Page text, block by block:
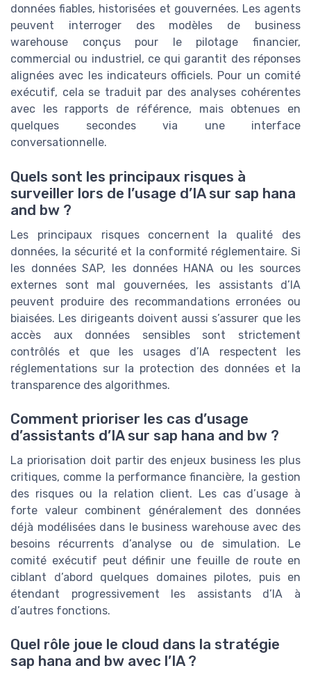
données fiables, historisées et gouvernées. Les agents
peuvent interroger des modèles de business
warehouse conçus pour le pilotage financier,
commercial ou industriel, ce qui garantit des réponses
alignées avec les indicateurs officiels. Pour un comité
exécutif, cela se traduit par des analyses cohérentes
avec les rapports de référence, mais obtenues en
quelques secondes via une interface
conversationnelle.
Quels sont les principaux risques à
surveiller lors de l’usage d’IA sur sap hana
and bw ?
Les principaux risques concernent la qualité des
données, la sécurité et la conformité réglementaire. Si
les données SAP, les données HANA ou les sources
externes sont mal gouvernées, les assistants d’IA
peuvent produire des recommandations erronées ou
biaisées. Les dirigeants doivent aussi s’assurer que les
accès aux données sensibles sont strictement
contrôlés et que les usages d’IA respectent les
réglementations sur la protection des données et la
transparence des algorithmes.
Comment prioriser les cas d’usage
d’assistants d’IA sur sap hana and bw ?
La priorisation doit partir des enjeux business les plus
critiques, comme la performance financière, la gestion
des risques ou la relation client. Les cas d’usage à
forte valeur combinent généralement des données
déjà modélisées dans le business warehouse avec des
besoins récurrents d’analyse ou de simulation. Le
comité exécutif peut définir une feuille de route en
ciblant d’abord quelques domaines pilotes, puis en
étendant progressivement les assistants d’IA à
d’autres fonctions.
Quel rôle joue le cloud dans la stratégie
sap hana and bw avec l’IA ?